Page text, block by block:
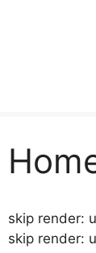
skip render:
skip render: